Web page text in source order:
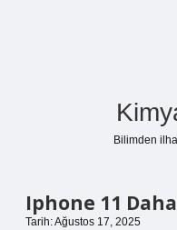
Bilimden
Iphone 11
Tarih: Ağustos 17, 2025